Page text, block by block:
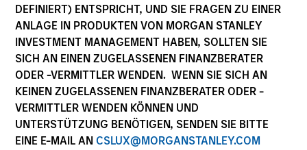
DEFINIERT) ENTSPRICHT, UND SIE FRAGEN ZU EINER
ANLAGE IN PRODUKTEN VON MORGAN STANLEY
INVESTMENT MANAGEMENT HABEN, SOLLTEN SIE
SICH AN EINEN ZUGELASSENEN FINANZBERATER
ODER -VERMITTLER WENDEN. WENN SIE SICH AN
KEINEN ZUGELASSENEN FINANZBERATER ODER -
VERMITTLER WENDEN KÖNNEN UND
UNTERSTÜTZUNG BENÖTIGEN, SENDEN SIE BITTE
EINE E-MAIL AN CSLUX@MORGANSTANLEY.COM
Dieses Dokument ist ein Marketingdokument.
Die Wertentwicklung in der Vergangenheit ist kein
verlässlicher Indikator für die künftige Wertentwicklung.
Die Rendite kann infolge von Währungsschwankungen
steigen oder sinken. Alle Performanceangaben werden auf
Basis der Nettoinventarwerte (NIW) berechnet. Alle